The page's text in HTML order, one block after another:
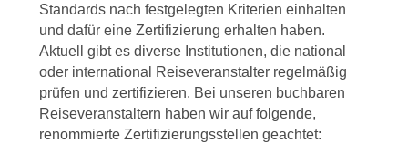
Standards nach festgelegten Kriterien einhalten
und dafür eine Zertifizierung erhalten haben.
Aktuell gibt es diverse Institutionen, die national
oder international Reiseveranstalter regelmäßig
prüfen und zertifizieren. Bei unseren buchbaren
Reiseveranstaltern haben wir auf folgende,
renommierte Zertifizierungsstellen geachtet: